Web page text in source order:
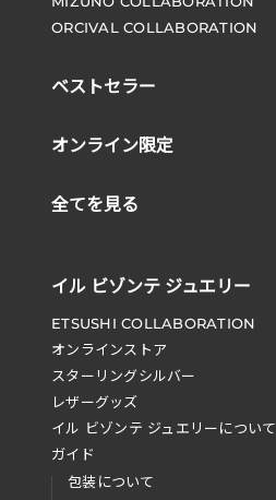
ORCIVAL COLLABORATION
ベストセラー
オンライン限定
全てを見る
イル ビゾンテ ジュエリー
ETSUSHI COLLABORATION
オンラインストア
スターリングシルバー
レザーグッズ
イル ビゾンテ ジュエリーについて
ガイド
包装について